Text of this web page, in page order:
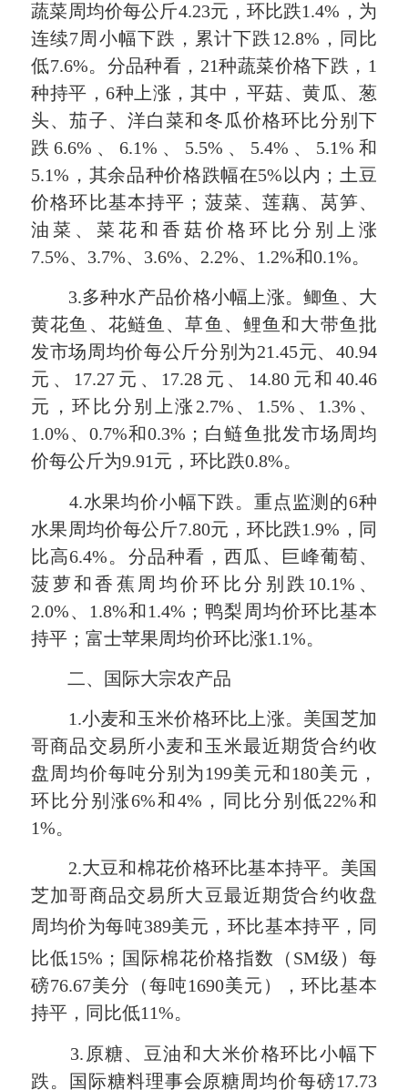
蔬菜周均价每公斤4.23元，环比跌1.4%，为
连续7周小幅下跌，累计下跌12.8%，同比
低7.6%。分品种看，21种蔬菜价格下跌，1
种持平，6种上涨，其中，平菇、黄瓜、葱
头、茄子、洋白菜和冬瓜价格环比分别下
跌6.6%、6.1%、5.5%、5.4%、5.1%和
5.1%，其余品种价格跌幅在5%以内；土豆
价格环比基本持平；菠菜、莲藕、莴笋、
油菜、菜花和香菇价格环比分别上涨
7.5%、3.7%、3.6%、2.2%、1.2%和0.1%。
3.多种水产品价格小幅上涨。鲫鱼、大
黄花鱼、花鲢鱼、草鱼、鲤鱼和大带鱼批
发市场周均价每公斤分别为21.45元、40.94
元、17.27元、17.28元、14.80元和40.46
元，环比分别上涨2.7%、1.5%、1.3%、
1.0%、0.7%和0.3%；白鲢鱼批发市场周均
价每公斤为9.91元，环比跌0.8%。
4.水果均价小幅下跌。重点监测的6种
水果周均价每公斤7.80元，环比跌1.9%，同
比高6.4%。分品种看，西瓜、巨峰葡萄、
菠萝和香蕉周均价环比分别跌10.1%、
2.0%、1.8%和1.4%；鸭梨周均价环比基本
持平；富士苹果周均价环比涨1.1%。
二、国际大宗农产品
1.小麦和玉米价格环比上涨。美国芝加
哥商品交易所小麦和玉米最近期货合约收
盘周均价每吨分别为199美元和180美元，
环比分别涨6%和4%，同比分别低22%和
1%。
2.大豆和棉花价格环比基本持平。美国
芝加哥商品交易所大豆最近期货合约收盘
周均价为每吨389美元，环比基本持平，同
比低15%；国际棉花价格指数（SM级）每
磅76.67美分（每吨1690美元），环比基本
持平，同比低11%。
3.原糖、豆油和大米价格环比小幅下
跌。国际糖料理事会原糖周均价每磅17.73